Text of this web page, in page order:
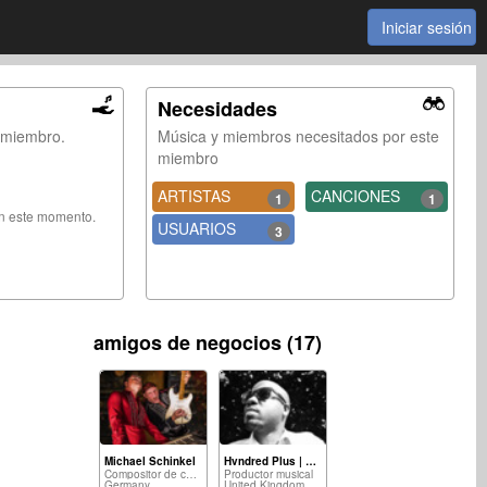
Iniciar sesión
este momento.
Necesidades
Música y miembros necesitados por este
miembro
ARTISTAS
1 CANCIONES 1
USUARIOS 3
amigos de negocios (17)
Michael Schinkel
Compositor de canciones
Hvndred Plus | Music Producer
Productor musical